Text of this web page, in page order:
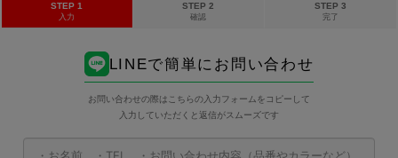
STEP 1
入力
STEP 2
確認
STEP 3
完了
LINEで簡単にお問い合わせ
お問い合わせの際はこちらの入力フォームをコピーして
入力していただくと返信がスムーズです